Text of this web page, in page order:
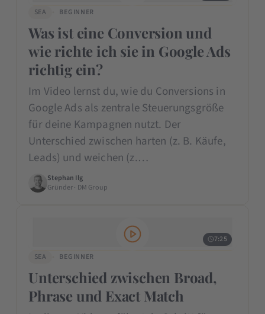
SEA
BEGINNER
Was ist eine Conversion und
wie richte ich sie in Google Ads
richtig ein?
Im Video lernst du, wie du Conversions in
Google Ads als zentrale Steuerungsgröße
für deine Kampagnen nutzt. Der
Unterschied zwischen harten (z. B. Käufe,
Leads) und weichen (z.…
Stephan Ilg
Gründer · DM Group
7:25
SEA
BEGINNER
Unterschied zwischen Broad,
Phrase und Exact Match